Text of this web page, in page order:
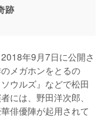
跡
年9月7日に公開さ
メガホンをとるの
ウルズ』などで松田
には、野田洋次郎、
俳優陣が起用されて